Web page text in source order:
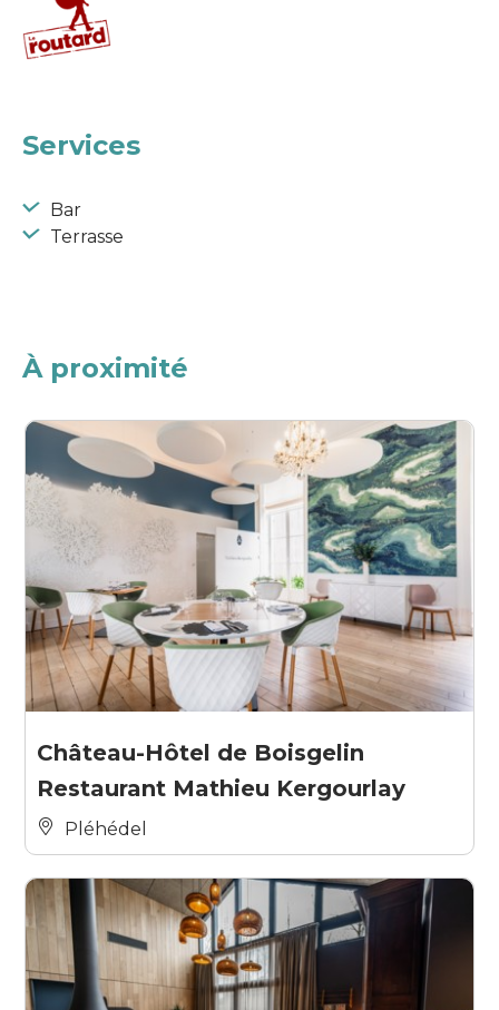
Services
Bar
Terrasse
À proximité
Château-Hôtel de Boisgelin
Restaurant Mathieu Kergourlay
Pléhédel